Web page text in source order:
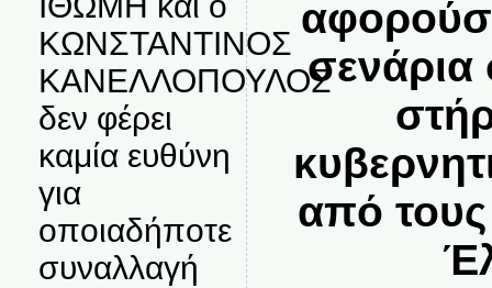
ΚΩΝΣΤΑΝΤΙΝΟΣ
ΚΑΝΕΛΛΟΠΟΥΛΟΣ
δεν φέρει
καμία ευθύνη
για
οποιαδήποτε
συναλλαγή
σενάρια
από τους